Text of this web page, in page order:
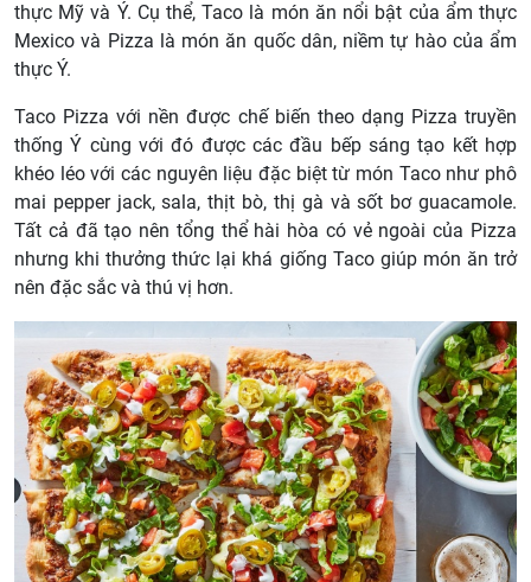
thực Mỹ và Ý. Cụ thể, Taco là món ăn nổi bật của ẩm thực
Mexico và Pizza là món ăn quốc dân, niềm tự hào của ẩm
thực Ý.
Taco Pizza với nền được chế biến theo dạng Pizza truyền
thống Ý cùng với đó được các đầu bếp sáng tạo kết hợp
khéo léo với các nguyên liệu đặc biệt từ món Taco như phô
mai pepper jack, sala, thịt bò, thị gà và sốt bơ guacamole.
Tất cả đã tạo nên tổng thể hài hòa có vẻ ngoài của Pizza
nhưng khi thưởng thức lại khá giống Taco giúp món ăn trở
nên đặc sắc và thú vị hơn.